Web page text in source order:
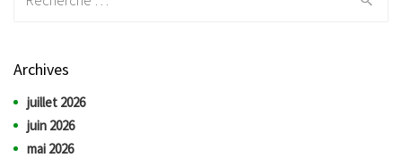
Archives
juillet 2026
juin 2026
mai 2026